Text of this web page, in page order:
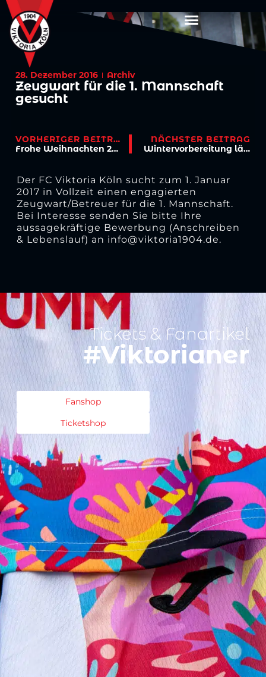
28. Dezember 2016 Archiv
Zeugwart für die 1. Mannschaft
gesucht
VORHERIGER BEITRAG
Frohe Weihnachten 2016!
NÄCHSTER BEITRAG
Wintervorbereitung läuft!
Der FC Viktoria Köln sucht zum 1. Januar
2017 in Vollzeit einen engagierten
Zeugwart/Betreuer für die 1. Mannschaft.
Bei Interesse senden Sie bitte Ihre
aussagekräftige Bewerbung (Anschreiben
& Lebenslauf) an info@viktoria1904.de.
Tickets & Fanartikel
#Viktorianer
Fanshop
Ticketshop